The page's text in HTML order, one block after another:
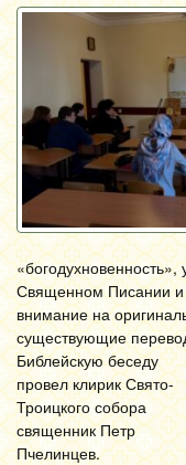
Священном Писании и
внимание на
существующие
Библейскую беседу
провел клирик Свято-
Троицкого собора
священник Петр
Пчелинцев.